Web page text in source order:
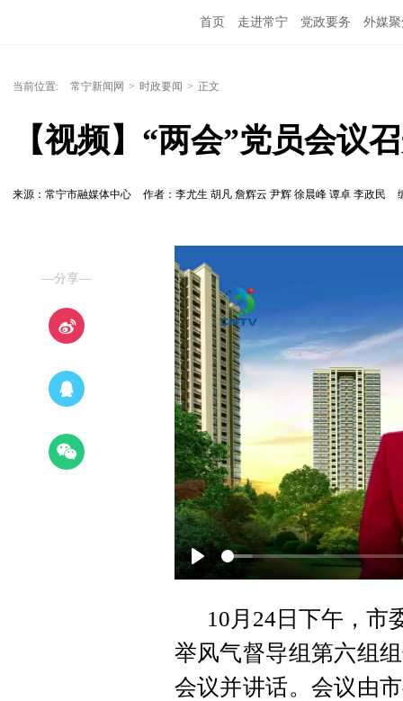
首页 走进常宁 党政要务 外媒
当前位置: 常宁新闻网 > 时政要闻 > 正文
【视频】“两会”党员会议
来源：常宁市融媒体中心 作者：李尤生 胡凡 詹辉云 尹辉 徐晨峰 谭卓 李政民
—分享—
Play
10月24日下午，市
举风气督导组第六组
会议并讲话。会议由